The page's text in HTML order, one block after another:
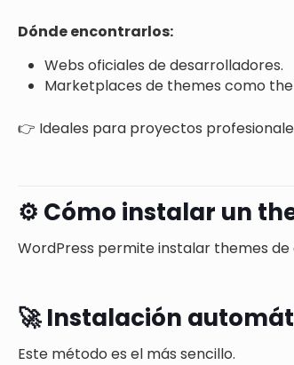
Dónde encontrarlos:
Webs oficiales de desarrolladores.
Marketplaces de themes como
👉 Ideales para proyectos
⚙️ Cómo instalar un
WordPress permite instalar themes
🚀 Instalación
Este método es el más sencillo.